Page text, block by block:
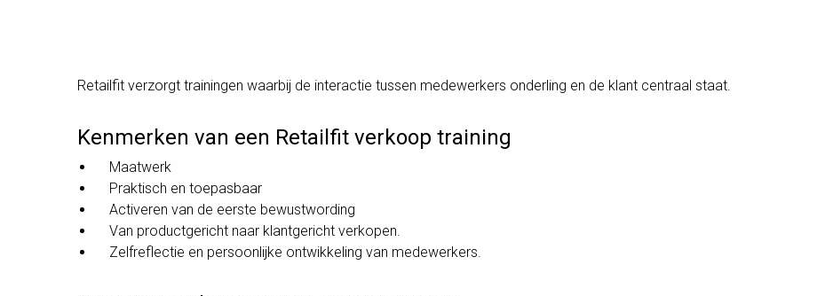
Retailfit verzorgt trainingen waarbij de interactie tussen medewerkers onderling en de klant centraal staat.
Kenmerken van een Retailfit verkoop training
Maatwerk
Praktisch en toepasbaar
Activeren van de eerste bewustwording
Van productgericht naar klantgericht verkopen.
Zelfreflectie en persoonlijke ontwikkeling van medewerkers.